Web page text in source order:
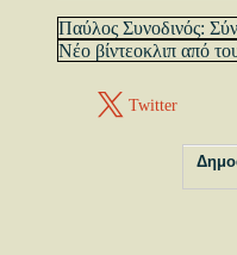
Παύλος Συνοδινός:
Νέο βίντεοκλιπ από
Twitter